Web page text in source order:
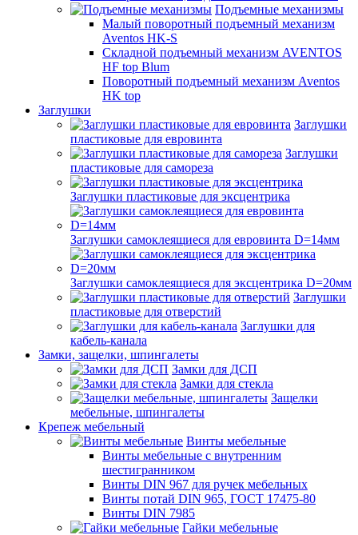
Подъемные механизмы
Малый поворотный подъемный механизм
Aventos HK-S
Складной подъемный механизм AVENTOS
HF top Blum
Поворотный подъемный механизм Aventos
HK top
Заглушки
Заглушки
пластиковые для евровинта
Заглушки
пластиковые для самореза
Заглушки пластиковые для эксцентрика
Заглушки самоклеящиеся для евровинта D=14мм
Заглушки самоклеящиеся для эксцентрика D=20мм
Заглушки
пластиковые для отверстий
Заглушки для
кабель-канала
Замки, защелки, шпингалеты
Замки для ДСП
Замки для стекла
Защелки
мебельные, шпингалеты
Крепеж мебельный
Винты мебельные
Винты мебельные с внутренним
шестигранником
Винты DIN 967 для ручек мебельных
Винты потай DIN 965, ГОСТ 17475-80
Винты DIN 7985
Гайки мебельные